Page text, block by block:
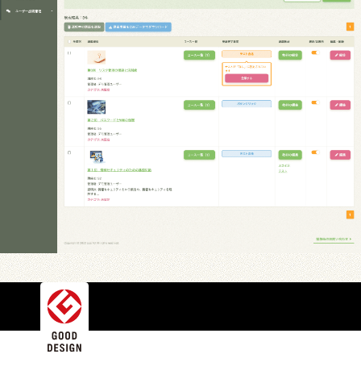
Copyright © LearnO All rights reserved.